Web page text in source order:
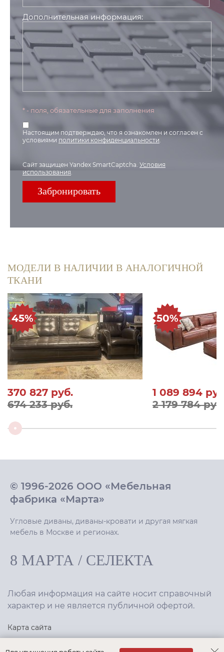
Дополнительная информация:
* - поля, обязательные для заполнения
Настоящим подтверждаю, что я ознакомлен и согласен с
условиями политики конфиденциальности.
Сайт защищен Yandex SmartCaptcha. Условия
использования.
МОДЕЛИ В НАЛИЧИИ В АНАЛОГИЧНОЙ
ТКАНИ
370 827 руб.
674 233 руб.
45%
1 089 894
2 179 784
50%
© 1996-2026 ООО «Мебельная
фабрика «Марта»
Угловые диваны, диваны-кровати и другая мягкая
мебель в Москве и регионах.
8 МАРТА / СЕЛЕКТА
Любая информация на сайте носит справочный
характер и не является публичной офертой.
Карта сайта
Политика конфиденциальности